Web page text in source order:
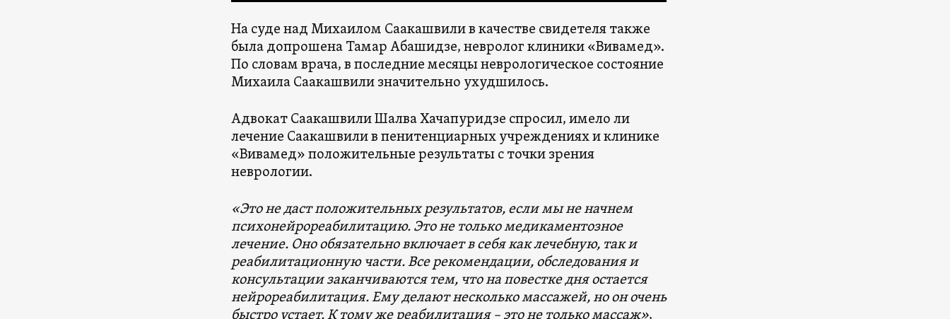
На суде над Михаилом Саакашвили в качестве свидетеля также
была допрошена Тамар Абашидзе, невролог клиники «Вивамед».
По словам врача, в последние месяцы неврологическое состояние
Михаила Саакашвили значительно ухудшилось.
Адвокат Саакашвили Шалва Хачапуридзе спросил, имело ли
лечение Саакашвили в пенитенциарных учреждениях и клинике
«Вивамед» положительные результаты с точки зрения
неврологии.
«Это не даст положительных результатов, если мы не начнем
психонейрореабилитацию. Это не только медикаментозное
лечение. Оно обязательно включает в себя как лечебную, так и
реабилитационную части. Все рекомендации, обследования и
консультации заканчиваются тем, что на повестке дня остается
нейрореабилитация. Ему делают несколько массажей, но он очень